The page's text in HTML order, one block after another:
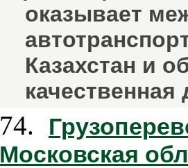
оказывает
Казахстан и
качественная
74.
Московская